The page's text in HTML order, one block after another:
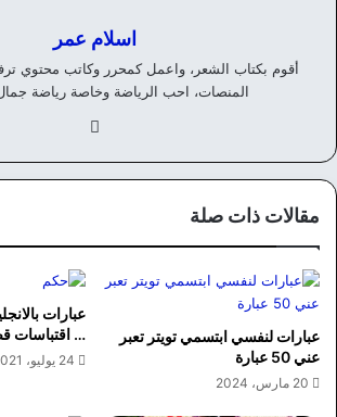
اسلام عمر
أقوم بكتاب الشعر، واعمل كمحرر وكاتب محتوي
المنصات، احب الرياضة وخاصة رياضة
وك
مقالات ذات صلة
عبارات لنفسي ابتسمي تويتر تعبر
عني 50 عبارة
20 مارس، 2024
عبارات
… اقتباسات
24 يوليو، 2021